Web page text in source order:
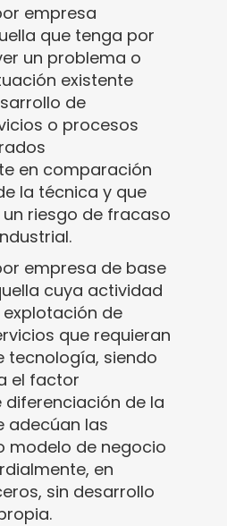
empresa
que tenga por
un problema o
existente
de
o procesos
en comparación
la técnica y que
riesgo de fracaso
empresa de base
cuya actividad
de
que requieran
tecnología, siendo
el factor
de la
adecúan las
modelo de negocio
en
sin desarrollo